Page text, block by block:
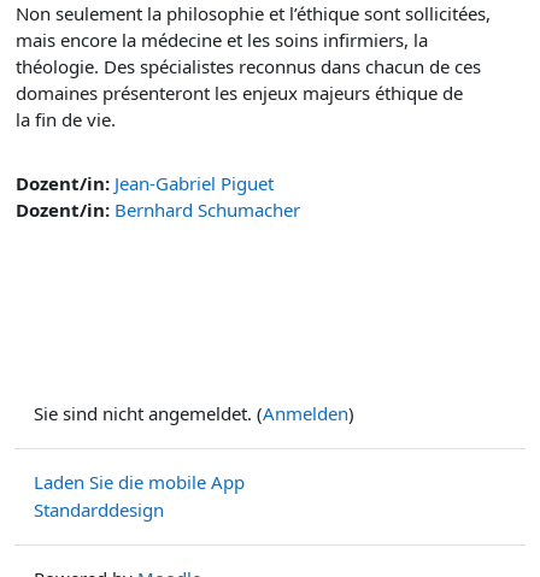
Non seulement la philosophie et l’éthique sont sollicitées,
mais encore la médecine et les soins infirmiers, la
théologie. Des spécialistes reconnus dans chacun de ces
domaines présenteront les enjeux majeurs éthique de
la fin de vie.
Dozent/in: Jean-Gabriel Piguet
Dozent/in: Bernhard Schumacher
Sie sind nicht angemeldet. (Anmelden)
Laden Sie die mobile App
Standarddesign